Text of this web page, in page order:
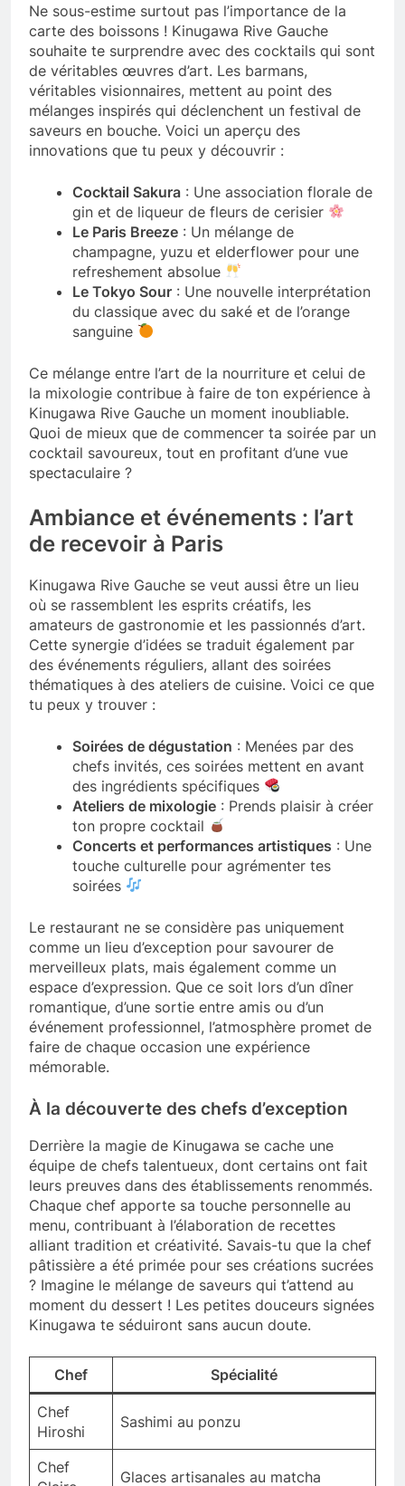
Ne sous-estime surtout pas l’importance de la
carte des boissons ! Kinugawa Rive Gauche
souhaite te surprendre avec des cocktails qui sont
de véritables œuvres d’art. Les barmans,
véritables visionnaires, mettent au point des
mélanges inspirés qui déclenchent un festival de
saveurs en bouche. Voici un aperçu des
innovations que tu peux y découvrir :
Cocktail Sakura : Une association florale de
gin et de liqueur de fleurs de cerisier
Le Paris Breeze : Un mélange de
champagne, yuzu et elderflower pour une
refreshement absolue
Le Tokyo Sour : Une nouvelle interprétation
du classique avec du saké et de l’orange
sanguine
Ce mélange entre l’art de la nourriture et celui de
la mixologie contribue à faire de ton expérience à
Kinugawa Rive Gauche un moment inoubliable.
Quoi de mieux que de commencer ta soirée par un
cocktail savoureux, tout en profitant d’une vue
spectaculaire ?
Ambiance et événements : l’art
de recevoir à Paris
Kinugawa Rive Gauche se veut aussi être un lieu
où se rassemblent les esprits créatifs, les
amateurs de gastronomie et les passionnés d’art.
Cette synergie d’idées se traduit également par
des événements réguliers, allant des soirées
thématiques à des ateliers de cuisine. Voici ce que
tu peux y trouver :
Soirées de dégustation : Menées par des
chefs invités, ces soirées mettent en avant
des ingrédients spécifiques
Ateliers de mixologie : Prends plaisir à créer
ton propre cocktail
Concerts et performances artistiques : Une
touche culturelle pour agrémenter tes
soirées
Le restaurant ne se considère pas uniquement
comme un lieu d’exception pour savourer de
merveilleux plats, mais également comme un
espace d’expression. Que ce soit lors d’un dîner
romantique, d’une sortie entre amis ou d’un
événement professionnel, l’atmosphère promet de
faire de chaque occasion une expérience
mémorable.
À la découverte des chefs d’exception
Derrière la magie de Kinugawa se cache une
équipe de chefs talentueux, dont certains ont fait
leurs preuves dans des établissements renommés.
Chaque chef apporte sa touche personnelle au
menu, contribuant à l’élaboration de recettes
alliant tradition et créativité. Savais-tu que la chef
pâtissière a été primée pour ses créations sucrées
? Imagine le mélange de saveurs qui t’attend au
moment du dessert ! Les petites douceurs signées
Kinugawa te séduiront sans aucun doute.
Chef Spécialité
Chef
Hiroshi
Sashimi au ponzu
Chef
Glaces artisanales au matcha